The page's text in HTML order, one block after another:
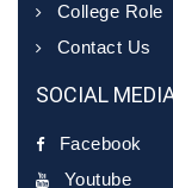
College Role
Contact Us
SOCIAL
Facebook
Youtube